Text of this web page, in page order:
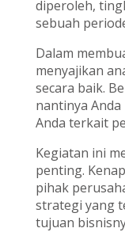
diperoleh,
sebuah
Dalam
menyajikan
secara baik.
nantinya
Anda terkait
Kegiatan ini
penting.
pihak
strategi yang
tujuan